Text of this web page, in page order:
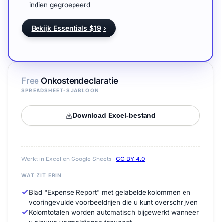
Free Onkostendeclaratie
SPREADSHEET-SJABLOON
Download Excel-bestand
Werkt in Excel en Google Sheets · CC BY 4.0
WAT ZIT ERIN
Blad "Expense Report" met gelabelde kolommen en
vooringevulde voorbeeldrijen die u kunt overschrijven
Kolomtotalen worden automatisch bijgewerkt wanneer
indien gegroepeerd
Bekijk Essentials $19 ›